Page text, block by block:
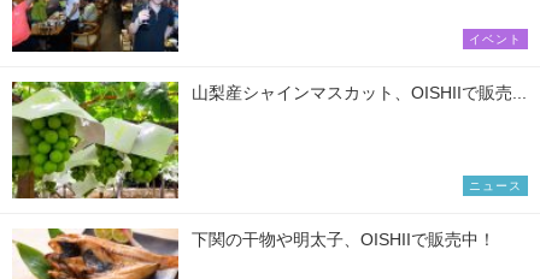
イベント
山梨産シャインマスカット、OISHIIで販売...
ニュース
下関の干物や明太子、OISHIIで販売中！